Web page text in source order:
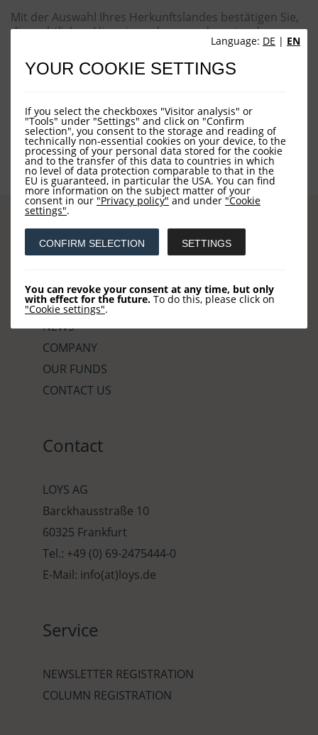
Language: DE | EN
YOUR COOKIE SETTINGS
If you select the checkboxes "Visitor analysis" or
"Tools" under "Settings" and click on "Confirm
selection", you consent to the storage and reading of
technically non-essential cookies on your device, to the
processing of your personal data stored for the cookie
and to the transfer of this data to countries in which
no level of data protection comparable to that in the
EU is guaranteed, in particular the USA. You can find
more information on the subject matter of your
consent in our "Privacy policy" and under "Cookie
settings".
CONFIRM SELECTION SETTINGS
You can revoke your consent at any time, but only
with effect for the future. To do this, please click on
"Cookie settings".
Mit der Auswahl Ihres Herkunftslandes bestätigen Sie,
die rechtlichen Hinweise gelesen und verstanden zu
Sites
HOME
NEWS
COMPANY
OUR FUNDS
CONTACT US
Contact
LOYS AG
Barckhausstraße 10
60325 Frankfurt
Tel.: +49 (0) 69-2475444-0
E-Mail: info(at)loys.de
Service
NEWSLETTER REGISTRATION
COLUMN REGISTRATION